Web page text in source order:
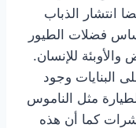
انتشار الذباب
فضلات الطيور
للإنسان.
البنايات وجود
مثل الناموس
كما أن هذه